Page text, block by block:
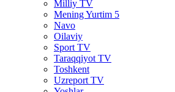
Milliy TV
Mening Yurtim 5
Navo
Oilaviy
Sport TV
Taraqqiyot TV
Toshkent
Uzreport TV